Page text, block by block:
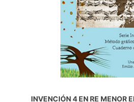
INVENCIÓN 4 EN RE MENOR